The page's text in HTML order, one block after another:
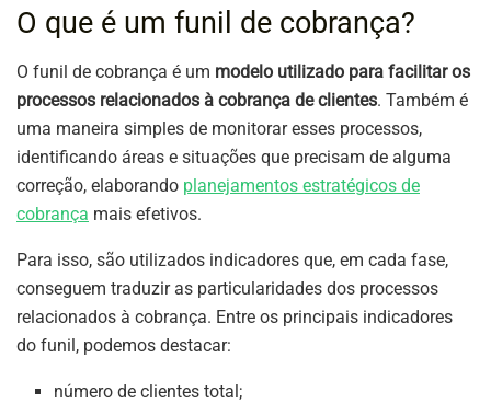
O que é um funil de cobrança?
O funil de cobrança é um modelo utilizado para facilitar os
processos relacionados à cobrança de clientes. Também é
uma maneira simples de monitorar esses processos,
identificando áreas e situações que precisam de alguma
correção, elaborando planejamentos estratégicos de
cobrança mais efetivos.
Para isso, são utilizados indicadores que, em cada fase,
conseguem traduzir as particularidades dos processos
relacionados à cobrança. Entre os principais indicadores
do funil, podemos destacar:
número de clientes total;